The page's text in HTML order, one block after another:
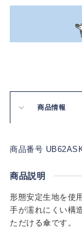
商品情報
商品番号
商品説明
形態安定生地を使
手が濡れにくい構
ただける傘です。